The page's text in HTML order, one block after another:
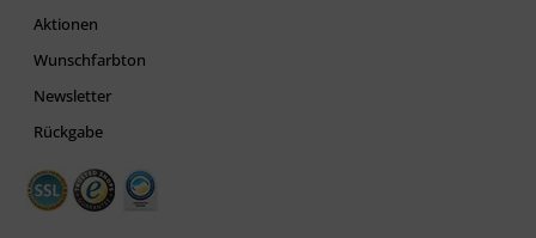
Aktionen
Wunschfarbton
Newsletter
Rückgabe